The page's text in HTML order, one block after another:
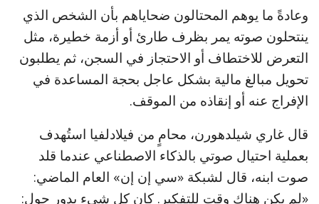
وعادةً ما يوهم المحتالون ضحاياهم بأن الشخص الذي
ينتحلون صوته يمر بظرف طارئ أو أزمة خطيرة، مثل
التعرض للاختطاف أو الاحتجاز في السجن، ثم يطلبون
تحويل مبالغ مالية بشكل عاجل بحجة المساعدة في
الإفراج عنه أو إنقاذه من الموقف.
قال غاري شيلدهورن، محامٍ من فيلادلفيا استُهدف
بعملية احتيال صوتي بالذكاء الاصطناعي عندما قلد
صوت ابنه، قال لشبكة «سي إن إن» العام الماضي:
«لم يكن هناك وقت للتفكير. كان كل شيء يدور حول: